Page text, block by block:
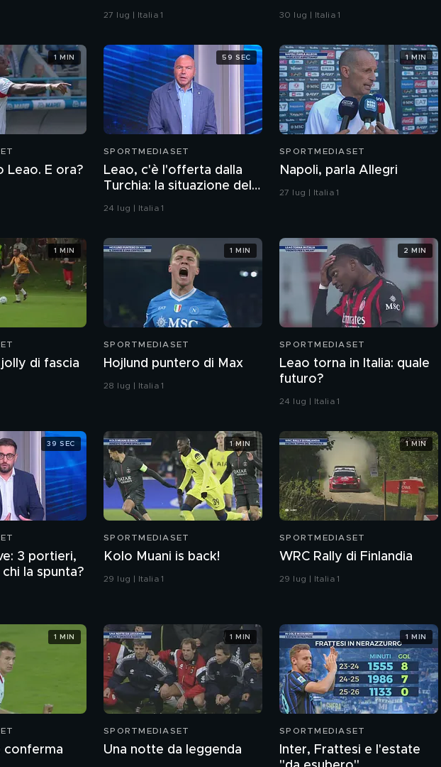
27 lug | Italia 1
perché hanno convinto
30 lug | Italia 1
Leao. E ora?
1 MIN
SPORTMEDIASET
Leao, c'è l'offerta dalla
Turchia: la situazione del
portoghese
24 lug | Italia 1
59 SEC
SPORTMEDIASET
Napoli, parla Allegri
27 lug | Italia 1
1 MIN
di fascia
1 MIN
SPORTMEDIASET
Hojlund puntero di Max
28 lug | Italia 1
1 MIN
SPORTMEDIASET
Leao torna in Italia: quale
futuro?
24 lug | Italia 1
2 MIN
3 portieri,
la spunta?
39 SEC
SPORTMEDIASET
Kolo Muani is back!
29 lug | Italia 1
1 MIN
SPORTMEDIASET
WRC Rally di Finlandia
29 lug | Italia 1
1 MIN
conferma
1 MIN
SPORTMEDIASET
Una notte da leggenda
1 MIN
SPORTMEDIASET
Inter, Frattesi e l'estate
1 MIN